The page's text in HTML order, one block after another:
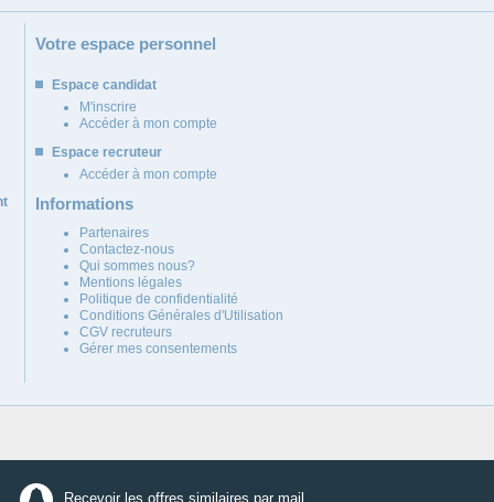
Recevoir les offres similaires par mail
Votre espace personnel
Espace candidat
M'inscrire
Accéder à mon compte
Espace recruteur
Accéder à mon compte
Informations
Partenaires
Contactez-nous
Qui sommes nous?
Mentions légales
Politique de confidentialité
Conditions Générales d'Utilisation
CGV recruteurs
Gérer mes consentements